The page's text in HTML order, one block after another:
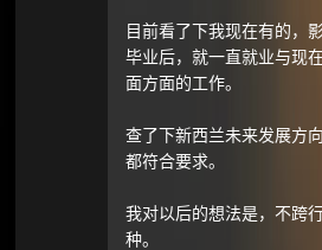
目前看了下我现在有的，
毕业后，就一直就业与现
面方面的工作。
查了下新西兰未来发展方
都符合要求。
我对以后的想法是，不跨
种。